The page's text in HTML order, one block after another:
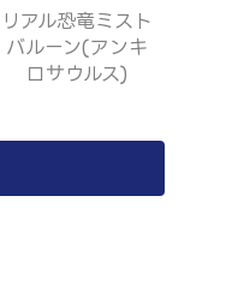
リアル恐竜ミスト
バルーン(アンキ
ロサウルス)